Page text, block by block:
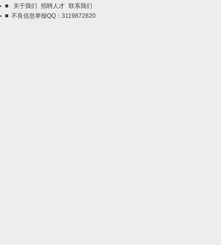
■ 关于我们 招聘人才 联系我们
■ 不良信息举报QQ：3119872820